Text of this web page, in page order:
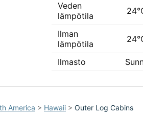
Veden
lämpötila
Ilman
lämpötila
Ilmasto
America > Hawaii > Outer Log Cabins